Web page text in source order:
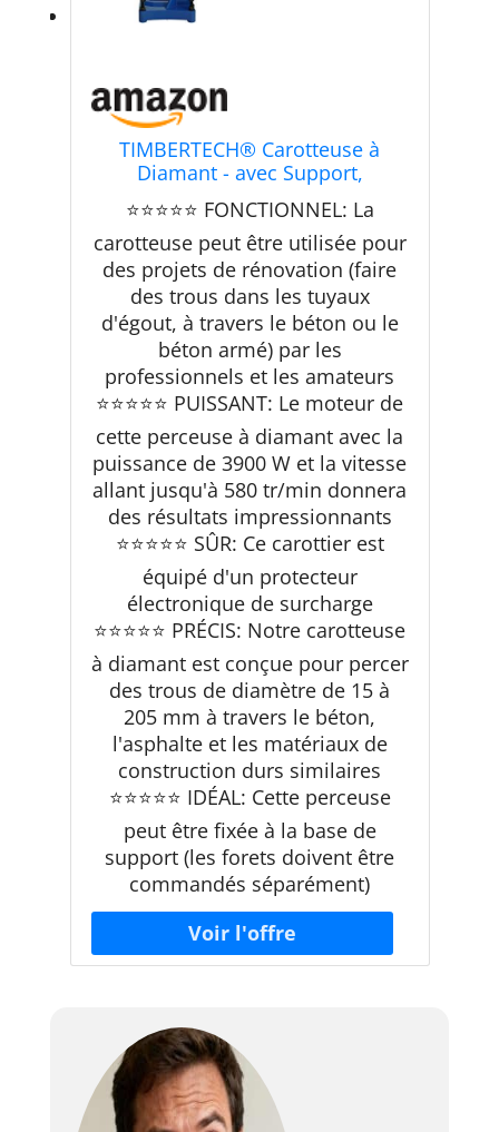
TIMBERTECH® Carotteuse à
Diamant - avec Support,
mm, 3900 W, 580 tr/min, Adapté
au Forage à Sec et Humide, Béton
- Perceuse, Carottier
⭐⭐⭐⭐⭐ FONCTIONNEL: La
carotteuse peut être utilisée pour
des projets de rénovation (faire
des trous dans les tuyaux
d'égout, à travers le béton ou le
béton armé) par les
professionnels et les amateurs
⭐⭐⭐⭐⭐ PUISSANT: Le moteur de
cette perceuse à diamant avec la
puissance de 3900 W et la vitesse
allant jusqu'à 580 tr/min donnera
des résultats impressionnants
⭐⭐⭐⭐⭐ SÛR: Ce carottier est
équipé d'un protecteur
électronique de surcharge
⭐⭐⭐⭐⭐ PRÉCIS: Notre carotteuse
à diamant est conçue pour percer
des trous de diamètre de 15 à
205 mm à travers le béton,
l'asphalte et les matériaux de
construction durs similaires
⭐⭐⭐⭐⭐ IDÉAL: Cette perceuse
peut être fixée à la base de
support (les forets doivent être
commandés séparément)